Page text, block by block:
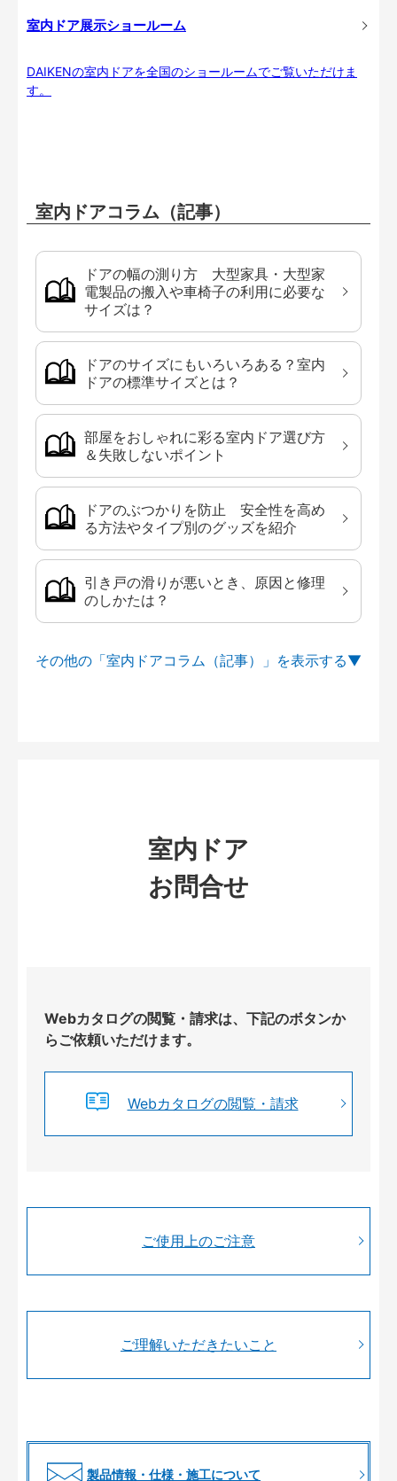
室内ドア展示ショールーム
DAIKENの室内ドアを全国のショールームでご覧いただけま
す。
室内ドアコラム（記事）
ドアの幅の測り方 大型家具・大型家
電製品の搬入や車椅子の利用に必要な
サイズは？
ドアのサイズにもいろいろある？室内
ドアの標準サイズとは？
部屋をおしゃれに彩る室内ドア選び方
＆失敗しないポイント
ドアのぶつかりを防止 安全性を高め
る方法やタイプ別のグッズを紹介
引き戸の滑りが悪いとき、原因と修理
のしかたは？
その他の「室内ドアコラム（記事）」を
室内ドア
お問合せ
Webカタログの閲覧・請求は、下記のボタンか
らご依頼いただけます。
Webカタログの閲覧・請求
ご使用上のご注意
ご理解いただきたいこと
製品情報・仕様・施工について